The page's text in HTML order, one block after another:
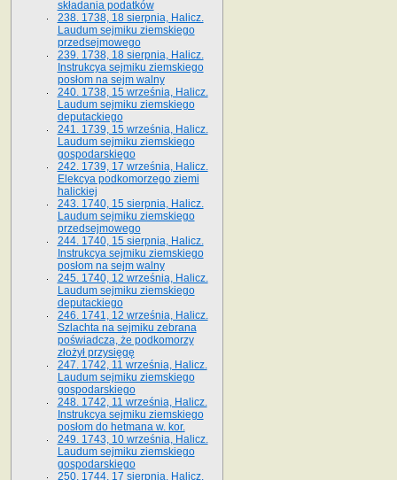
składania podatków
238. 1738, 18 sierpnia, Halicz.
Laudum sejmiku ziemskiego
przedsejmowego
239. 1738, 18 sierpnia, Halicz.
Instrukcya sejmiku ziemskiego
posłom na sejm walny
240. 1738, 15 września, Halicz.
Laudum sejmiku ziemskiego
deputackiego
241. 1739, 15 września, Halicz.
Laudum sejmiku ziemskiego
gospodarskiego
242. 1739, 17 września, Halicz.
Elekcya podkomorzego ziemi
halickiej
243. 1740, 15 sierpnia, Halicz.
Laudum sejmiku ziemskiego
przedsejmowego
244. 1740, 15 sierpnia, Halicz.
Instrukcya sejmiku ziemskiego
posłom na sejm walny
245. 1740, 12 września, Halicz.
Laudum sejmiku ziemskiego
deputackiego
246. 1741, 12 września, Halicz.
Szlachta na sejmiku zebrana
poświadcza, że podkomorzy
złożył przysięgę
247. 1742, 11 września, Halicz.
Laudum sejmiku ziemskiego
gospodarskiego
248. 1742, 11 września, Halicz.
Instrukcya sejmiku ziemskiego
posłom do hetmana w. kor.
249. 1743, 10 września, Halicz.
Laudum sejmiku ziemskiego
gospodarskiego
250. 1744, 17 sierpnia, Halicz.